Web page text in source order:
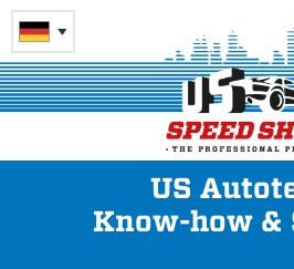
US
Know-how &